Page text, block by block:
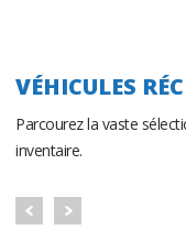
VÉHICULES
Parcourez la vaste
inventaire.